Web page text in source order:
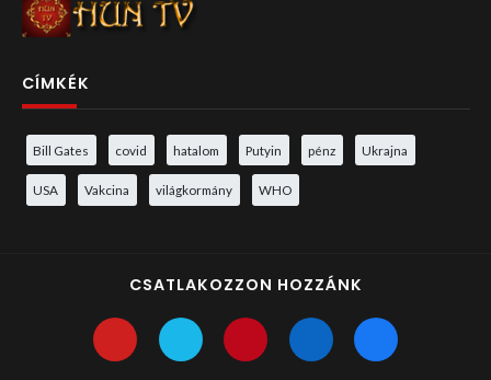
CÍMKÉK
Bill Gates covid hatalom Putyin pénz Ukrajna
USA Vakcina világkormány WHO
CSATLAKOZZON HOZZÁNK